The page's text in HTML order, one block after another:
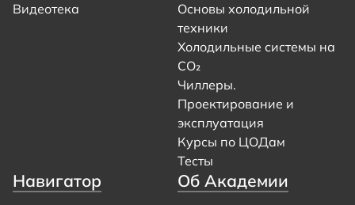
Видеотека
Основы холодильной
техники
Холодильные системы на
CO₂
Чиллеры.
Проектирование и
эксплуатация
Курсы по ЦОДам
Тесты
Навигатор Об Академии